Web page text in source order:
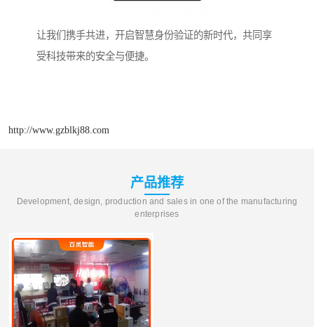
让我们携手共进，开启智慧身份验证的新时代，共同享
受科技带来的安全与便捷。
http://www.gzblkj88.com
产品推荐
Development, design, production and sales in one of the manufacturing
enterprises